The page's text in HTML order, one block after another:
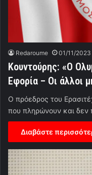
Redaroume 01/11/2023
Κουντούρης: «Ο
Εφορία – Οι άλλοι
Ο πρόεδρος του
που πληρώνουν και δεν
Διαβάστε